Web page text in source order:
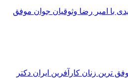
با امیر رضا وثوقیان جوان موفق